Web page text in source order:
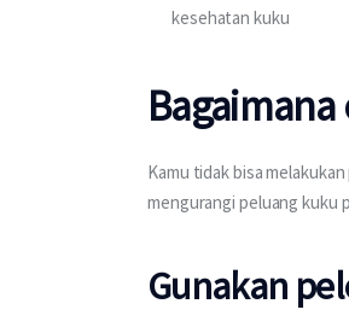
kesehatan kuku
Kamu tidak bisa
mengurangi peluang kuku
Gunakan